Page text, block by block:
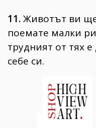
11.Животът ви
поемате малки
трудният от тях
себе си.